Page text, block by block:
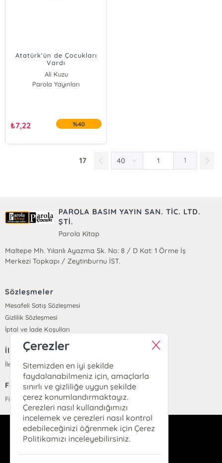
Atatürk'ün de Çocukları
Vardı
Ali Kuzu
Parola Yayınları
₺7,22 %40
17 1
PAROLA BASIM YAYIN SAN. TİC. LTD.
ŞTİ.
Parola Kitap
Maltepe Mh. Yılanlı Ayazma Sk. No: 8 / D Kat: 1 Örme İş
Merkezi Topkapı / Zeytinburnu İST.
Sözleşmeler
Mesafeli Satış Sözleşmesi
Gizlilik Sözleşmesi
İptal ve İade Koşulları
İletişim
İletişim
Fiyat Listesi
Fiyat Listesi
info@parolakitap.com
Çerezler
Sitemizden en iyi şekilde
faydalanabilmeniz için, amaçlarla
sınırlı ve gizliliğe uygun şekilde
çerez konumlandırmaktayız.
Çerezleri nasıl kullandığımızı
incelemek ve çerezleri nasıl kontrol
edebileceğinizi öğrenmek için Çerez
Politikamızı inceleyebilirsiniz.